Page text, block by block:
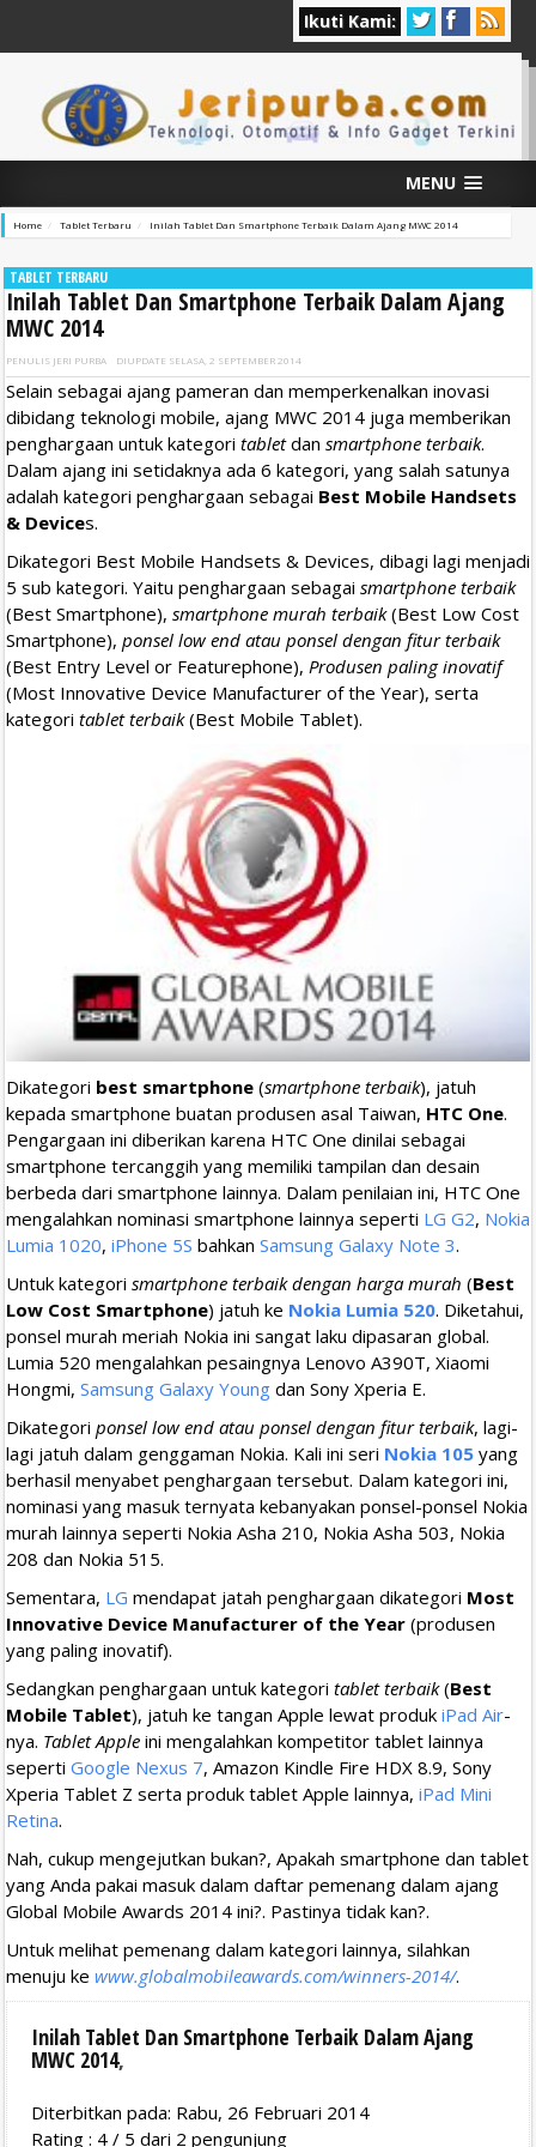
Ikuti Kami:
MENU
Home Tablet Terbaru Inilah Tablet Dan Smartphone Terbaik Dalam Ajang MWC 2014
TABLET TERBARU
Inilah Tablet Dan Smartphone Terbaik Dalam Ajang
MWC 2014
PENULIS JERI PURBA DIUPDATE SELASA, 2 SEPTEMBER 2014
Selain sebagai ajang pameran dan memperkenalkan inovasi
dibidang teknologi mobile, ajang MWC 2014 juga memberikan
penghargaan untuk kategori tabletdan smartphone terbaik.
Dalam ajang ini setidaknya ada 6 kategori, yang salah satunya
adalah kategori penghargaan sebagai Best Mobile Handsets
& Devices.
Dikategori Best Mobile Handsets & Devices, dibagi lagi menjadi
5 sub kategori. Yaitu penghargaan sebagai smartphone terbaik
(Best Smartphone), smartphone murah terbaik(Best Low Cost
Smartphone), ponsel low end atau ponsel dengan fitur terbaik
(Best Entry Level or Featurephone), Produsen paling inovatif
(Most Innovative Device Manufacturer of the Year), serta
kategori tablet terbaik(Best Mobile Tablet).
Dikategori best smartphone (smartphone terbaik), jatuh
kepada smartphone buatan produsen asal Taiwan, HTC One.
Pengargaan ini diberikan karena HTC One dinilai sebagai
smartphone tercanggih yang memiliki tampilan dan desain
berbeda dari smartphone lainnya. Dalam penilaian ini, HTC One
mengalahkan nominasi smartphone lainnya seperti LG G2, Nokia
Lumia 1020, iPhone 5S bahkan Samsung Galaxy Note 3.
Untuk kategori smartphone terbaik dengan harga murah (Best
Low Cost Smartphone) jatuh ke Nokia Lumia 520. Diketahui,
ponsel murah meriah Nokia ini sangat laku dipasaran global.
Lumia 520 mengalahkan pesaingnya Lenovo A390T, Xiaomi
Hongmi, Samsung Galaxy Young dan Sony Xperia E.
Dikategori ponsel low end atau ponsel dengan fitur terbaik, lagi-
lagi jatuh dalam genggaman Nokia. Kali ini seri Nokia 105 yang
berhasil menyabet penghargaan tersebut. Dalam kategori ini,
nominasi yang masuk ternyata kebanyakan ponsel-ponsel Nokia
murah lainnya seperti Nokia Asha 210, Nokia Asha 503, Nokia
208 dan Nokia 515.
Sementara, LG mendapat jatah penghargaan dikategori Most
Innovative Device Manufacturer of the Year (produsen
yang paling inovatif).
Sedangkan penghargaan untuk kategori tablet terbaik(Best
Mobile Tablet), jatuh ke tangan Apple lewat produk iPad Air-
nya. Tablet Apple ini mengalahkan kompetitor tablet lainnya
seperti Google Nexus 7, Amazon Kindle Fire HDX 8.9, Sony
Xperia Tablet Z serta produk tablet Apple lainnya, iPad Mini
Retina.
Nah, cukup mengejutkan bukan?, Apakah smartphone dan tablet
yang Anda pakai masuk dalam daftar pemenang dalam ajang
Global Mobile Awards 2014 ini?. Pastinya tidak kan?.
Untuk melihat pemenang dalam kategori lainnya, silahkan
menuju ke www.globalmobileawards.com/winners-2014/.
Inilah Tablet Dan Smartphone Terbaik Dalam Ajang
MWC 2014,
Diterbitkan pada: Rabu, 26 Februari 2014
Rating : 4 / 5 dari 2 pengunjung